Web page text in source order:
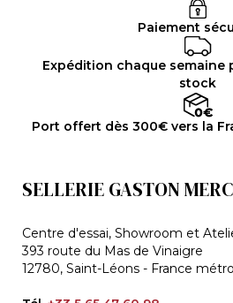
Paiement
Expédition chaque semaine
stock
Port offert dès 300€ vers la
SELLERIE GASTON
Centre d'essai, Showroom et
393 route du Mas de Vinaigre
12780, Saint-Léons - France